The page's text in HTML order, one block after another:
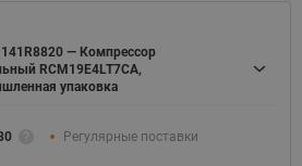
— Компрессор
RCM19E4LT7CA,
упаковка
Регулярные поставки